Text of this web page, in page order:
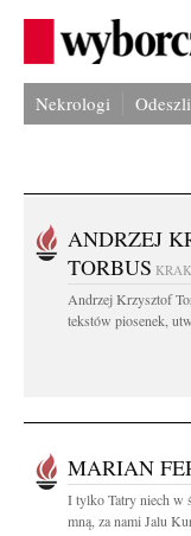
Nekrologi Odeszli
ANDRZEJ
TORBUS
Andrzej Krzysztof
tekstów piosenek,
MARIAN
I tylko Tatry niech w
mną, za nami Jalu